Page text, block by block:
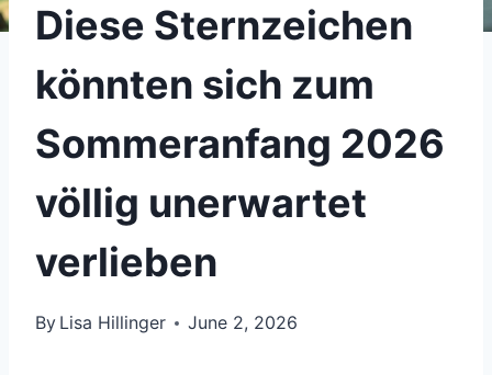
Diese Sternzeichen
könnten sich zum
Sommeranfang 2026
völlig unerwartet
verlieben
By Lisa Hillinger June 2, 2026